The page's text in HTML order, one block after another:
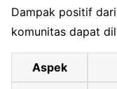
Dampak positif
komunitas dapat
Aspek